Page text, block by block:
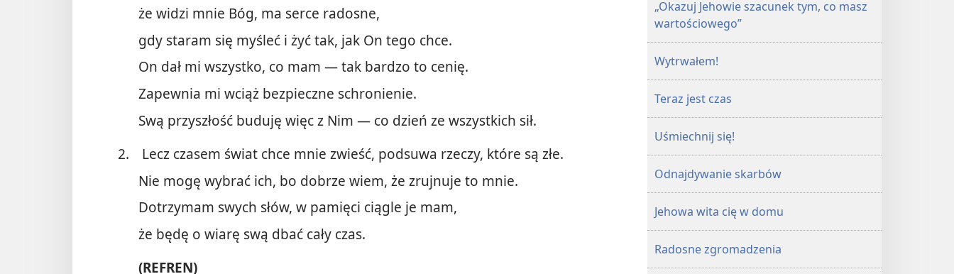
że widzi mnie Bóg, ma serce radosne,
gdy staram się myśleć i żyć tak, jak On tego chce.
On dał mi wszystko, co mam — tak bardzo to cenię.
Zapewnia mi wciąż bezpieczne schronienie.
Swą przyszłość buduję więc z Nim — co dzień ze wszystkich sił.
2.
Lecz czasem świat chce mnie zwieść, podsuwa rzeczy, które są złe.
Nie mogę wybrać ich, bo dobrze wiem, że zrujnuje to mnie.
Dotrzymam swych słów, w pamięci ciągle je mam,
że będę o wiarę swą dbać cały czas.
(REFREN)
„Okazuj Jehowie szacunek tym, co masz
wartościowego”
Wytrwałem!
Teraz jest czas
Uśmiechnij się!
Odnajdywanie skarbów
Jehowa wita cię w domu
Radosne zgromadzenia